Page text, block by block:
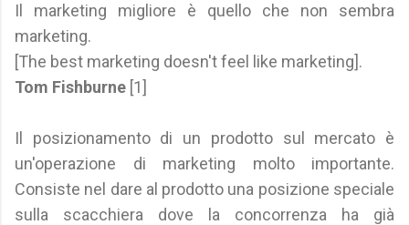
Il marketing migliore è quello che non sembra
marketing.
[The best marketing doesn't feel like marketing].
Tom Fishburne [1]
Il posizionamento di un prodotto sul mercato è
un'operazione di marketing molto importante.
Consiste nel dare al prodotto una posizione speciale
sulla scacchiera dove la concorrenza ha già